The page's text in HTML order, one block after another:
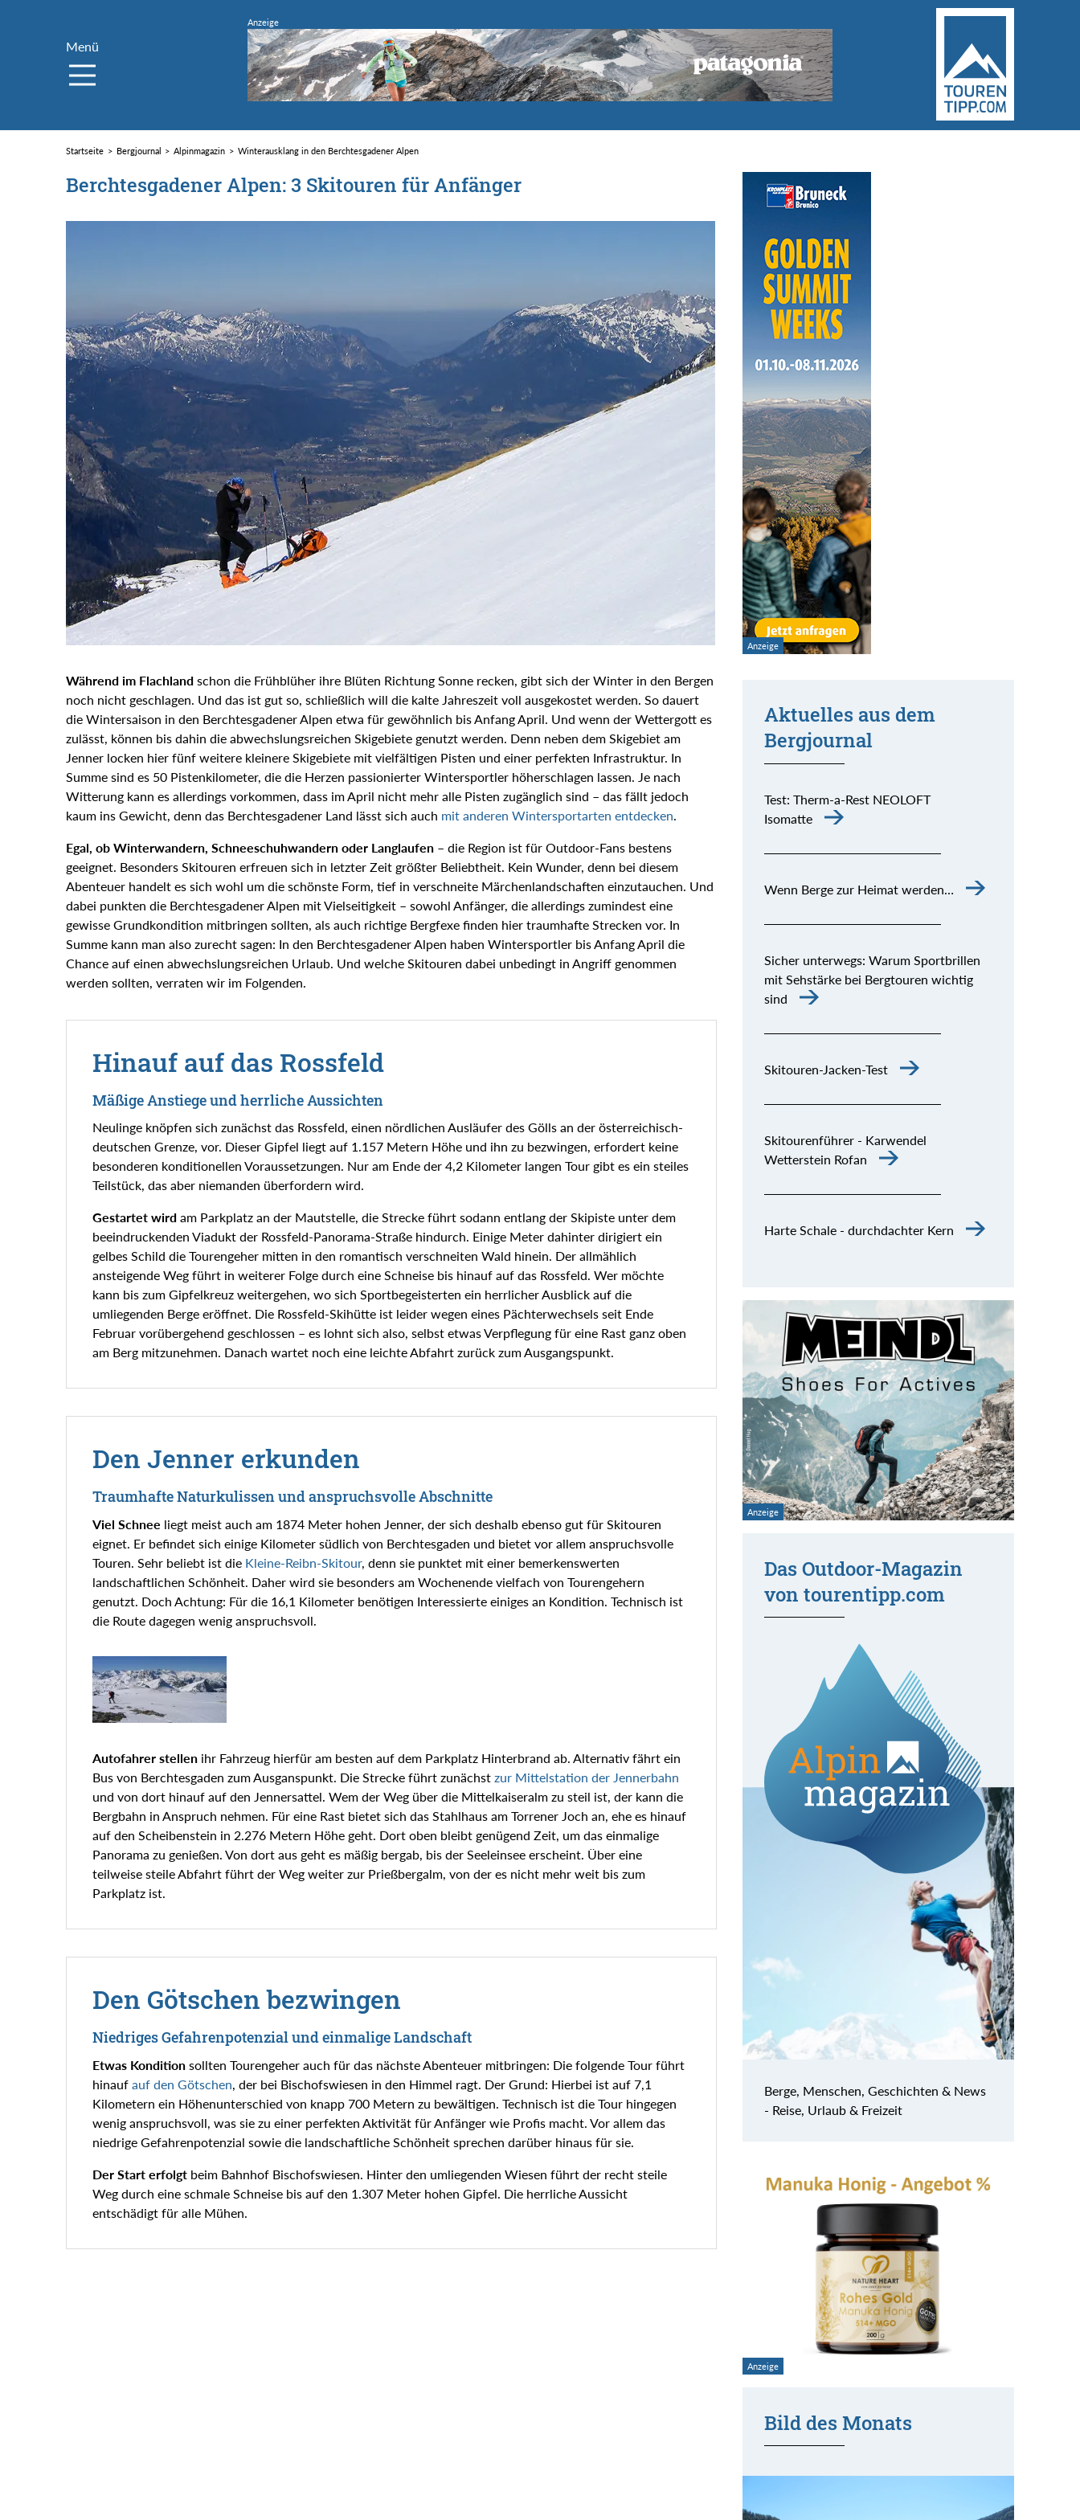
Menü
Startseite Bergjournal Alpinmagazin Winterausklang in den Berchtesgadener Alpen
Berchtesgadener Alpen: 3 Skitouren für Anfänger
Während im Flachland schon die Frühblüher ihre Blüten Richtung Sonne recken, gibt sich der Winter in den Bergen
noch nicht geschlagen. Und das ist gut so, schließlich will die kalte Jahreszeit voll ausgekostet werden. So dauert
die Wintersaison in den Berchtesgadener Alpen etwa für gewöhnlich bis Anfang April. Und wenn der Wettergott es
zulässt, können bis dahin die abwechslungsreichen Skigebiete genutzt werden. Denn neben dem Skigebiet am
Jenner locken hier fünf weitere kleinere Skigebiete mit vielfältigen Pisten und einer perfekten Infrastruktur. In
Summe sind es 50 Pistenkilometer, die die Herzen passionierter Wintersportler höherschlagen lassen. Je nach
Witterung kann es allerdings vorkommen, dass im April nicht mehr alle Pisten zugänglich sind – das fällt jedoch
kaum ins Gewicht, denn das Berchtesgadener Land lässt sich auch mit anderen Wintersportarten entdecken
Egal, ob Winterwandern, Schneeschuhwandern oder Langlaufen – die Region ist für Outdoor-Fans bestens
geeignet. Besonders Skitouren erfreuen sich in letzter Zeit größter Beliebtheit. Kein Wunder, denn bei diesem
Abenteuer handelt es sich wohl um die schönste Form, tief in verschneite Märchenlandschaften einzutauchen. Und
dabei punkten die Berchtesgadener Alpen mit Vielseitigkeit – sowohl Anfänger, die allerdings zumindest eine
gewisse Grundkondition mitbringen sollten, als auch richtige Bergfexe finden hier traumhafte Strecken vor. In
Summe kann man also zurecht sagen: In den Berchtesgadener Alpen haben Wintersportler bis Anfang April die
Chance auf einen abwechslungsreichen Urlaub. Und welche Skitouren dabei unbedingt in Angriff genommen
werden sollten, verraten wir im Folgenden.
Hinauf auf das Rossfeld
Mäßige Anstiege und herrliche Aussichten
Neulinge knöpfen sich zunächst das Rossfeld, einen nördlichen Ausläufer des Gölls an der österreichisch-
deutschen Grenze, vor. Dieser Gipfel liegt auf 1.157 Metern Höhe und ihn zu bezwingen, erfordert keine
besonderen konditionellen Voraussetzungen. Nur am Ende der 4,2 Kilometer langen Tour gibt es ein steiles
Teilstück, das aber niemanden überfordern wird.
Gestartet wird am Parkplatz an der Mautstelle, die Strecke führt sodann entlang der Skipiste unter dem
beeindruckenden Viadukt der Rossfeld-Panorama-Straße hindurch. Einige Meter dahinter dirigiert ein
gelbes Schild die Tourengeher mitten in den romantisch verschneiten Wald hinein. Der allmählich
ansteigende Weg führt in weiterer Folge durch eine Schneise bis hinauf auf das Rossfeld. Wer möchte
kann bis zum Gipfelkreuz weitergehen, wo sich Sportbegeisterten ein herrlicher Ausblick auf die
umliegenden Berge eröffnet. Die Rossfeld-Skihütte ist leider wegen eines Pächterwechsels seit Ende
Februar vorübergehend geschlossen – es lohnt sich also, selbst etwas Verpflegung für eine Rast ganz oben
am Berg mitzunehmen. Danach wartet noch eine leichte Abfahrt zurück zum Ausgangspunkt.
Den Jenner erkunden
Traumhafte Naturkulissen und anspruchsvolle Abschnitte
Viel Schnee liegt meist auch am 1874 Meter hohen Jenner, der sich deshalb ebenso gut für Skitouren
eignet. Er befindet sich einige Kilometer südlich von Berchtesgaden und bietet vor allem anspruchsvolle
Touren. Sehr beliebt ist die Kleine-Reibn-Skitour, denn sie punktet mit einer bemerkenswerten
landschaftlichen Schönheit. Daher wird sie besonders am Wochenende vielfach von Tourengehern
genutzt. Doch Achtung: Für die 16,1 Kilometer benötigen Interessierte einiges an Kondition. Technisch ist
die Route dagegen wenig anspruchsvoll.
Autofahrer stellen ihr Fahrzeug hierfür am besten auf dem Parkplatz Hinterbrand ab. Alternativ fährt ein
Bus von Berchtesgaden zum Ausganspunkt. Die Strecke führt zunächst zur Mittelstation der Jennerbahn
und von dort hinauf auf den Jennersattel. Wem der Weg über die Mittelkaiseralm zu steil ist, der kann die
Bergbahn in Anspruch nehmen. Für eine Rast bietet sich das Stahlhaus am Torrener Joch an, ehe es hinauf
auf den Scheibenstein in 2.276 Metern Höhe geht. Dort oben bleibt genügend Zeit, um das einmalige
Panorama zu genießen. Von dort aus geht es mäßig bergab, bis der Seeleinsee erscheint. Über eine
teilweise steile Abfahrt führt der Weg weiter zur Prießbergalm, von der es nicht mehr weit bis zum
Parkplatz ist.
Den Götschen bezwingen
Niedriges Gefahrenpotenzial und einmalige Landschaft
Etwas Kondition sollten Tourengeher auch für das nächste Abenteuer mitbringen: Die folgende Tour führt
hinauf auf den Götschen , der bei Bischofswiesen in den Himmel ragt. Der Grund: Hierbei ist auf 7,1
Kilometern ein Höhenunterschied von knapp 700 Metern zu bewältigen. Technisch ist die Tour hingegen
wenig anspruchsvoll, was sie zu einer perfekten Aktivität für Anfänger wie Profis macht. Vor allem das
niedrige Gefahrenpotenzial sowie die landschaftliche Schönheit sprechen darüber hinaus für sie.
Der Start erfolgt beim Bahnhof Bischofswiesen. Hinter den umliegenden Wiesen führt der recht steile
Weg durch eine schmale Schneise bis auf den 1.307 Meter hohen Gipfel. Die herrliche Aussicht
entschädigt für alle Mühen.
Aktuelles aus dem
Bergjournal
Test: Therm-a-Rest NEOLOFT
Isomatte
Wenn Berge zur Heimat werden…
Sicher unterwegs: Warum Sportbrillen
mit Sehstärke bei Bergtouren wichtig
sind
Skitouren-Jacken-Test
Skitourenführer - Karwendel
Wetterstein Rofan
Harte Schale - durchdachter Kern
Das Outdoor-Magazin
von tourentipp.com
Berge, Menschen, Geschichten & News
- Reise, Urlaub & Freizeit
Bild des Monats